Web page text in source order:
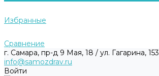
Избранные
Сравнение
г. Самара, пр-д 9 Мая, 18 / ул. Гагарина, 153
info@samozdrav.ru
Войти